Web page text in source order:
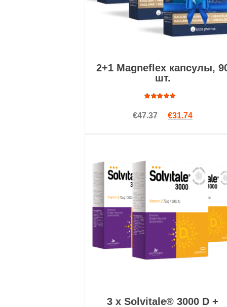
2+1 Magneflex капсулы,
шт.
4.71
из
€47.37 €31.74Текущая
3 x Solvitale® 3000 D +